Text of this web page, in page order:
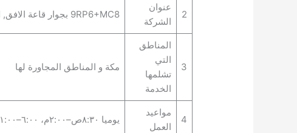
2
عنوان
الشركة
9RP6+MC8 بجوار قاعة الافق, الكعكية، مكة 24352، المملكة العربية السعودية
3
المناطق
التي
تشلمها
الخدمة
مكة و المناطق المجاورة لها
4
مواعيد
العمل
يوميا ٨:٣٠ص–٢:٠٠م، ٦:٠٠–١١:٠٠م